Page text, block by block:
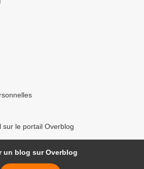
sur le portail Overblog
un blog sur Overblog